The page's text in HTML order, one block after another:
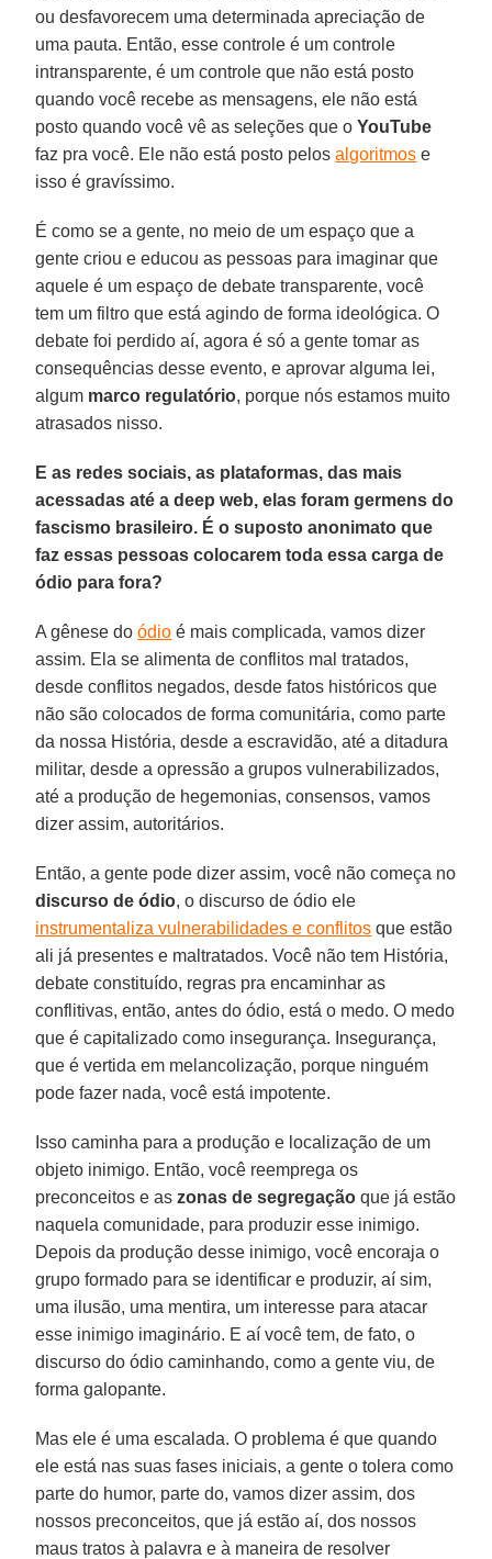
ou desfavorecem uma determinada apreciação de
uma pauta. Então, esse controle é um controle
intransparente, é um controle que não está posto
quando você recebe as mensagens, ele não está
posto quando você vê as seleções que oYouTube
faz pra você. Ele não está posto pelosalgoritmos e
isso é gravíssimo.
É como se a gente, no meio de um espaço que a
gente criou e educou as pessoas para imaginar que
aquele é um espaço de debate transparente, você
tem um filtro que está agindo de forma ideológica. O
debate foi perdido aí, agora é só a gente tomar as
consequências desse evento, e aprovar alguma lei,
algum marco regulatório, porque nós estamos muito
atrasados nisso.
E as redes sociais, as plataformas, das mais
acessadas até a deep web, elas foram germens do
fascismo brasileiro. É o suposto anonimato que
faz essas pessoas colocarem toda essa carga de
ódio para fora?
A gênese doódio é mais complicada, vamos dizer
assim. Ela se alimenta de conflitos mal tratados,
desde conflitos negados, desde fatos históricos que
não são colocados de forma comunitária, como parte
da nossa História, desde a escravidão, até a ditadura
militar, desde a opressão a grupos vulnerabilizados,
até a produção de hegemonias, consensos, vamos
dizer assim, autoritários.
Então, a gente pode dizer assim, você não começa no
discurso de ódio, o discurso de ódio ele
instrumentaliza vulnerabilidades e conflitos que estão
ali já presentes e maltratados. Você não tem História,
debate constituído, regras pra encaminhar as
conflitivas, então, antes do ódio, está o medo. O medo
que é capitalizado como insegurança. Insegurança,
que é vertida em melancolização, porque ninguém
pode fazer nada, você está impotente.
Isso caminha para a produção e localização de um
objeto inimigo. Então, você reemprega os
preconceitos e as zonas de segregação que já estão
naquela comunidade, para produzir esse inimigo.
Depois da produção desse inimigo, você encoraja o
grupo formado para se identificar e produzir, aí sim,
uma ilusão, uma mentira, um interesse para atacar
esse inimigo imaginário. E aí você tem, de fato, o
discurso do ódio caminhando, como a gente viu, de
forma galopante.
Mas ele é uma escalada. O problema é que quando
ele está nas suas fases iniciais, a gente o tolera como
parte do humor, parte do, vamos dizer assim, dos
nossos preconceitos, que já estão aí, dos nossos
maus tratos à palavra e à maneira de resolver